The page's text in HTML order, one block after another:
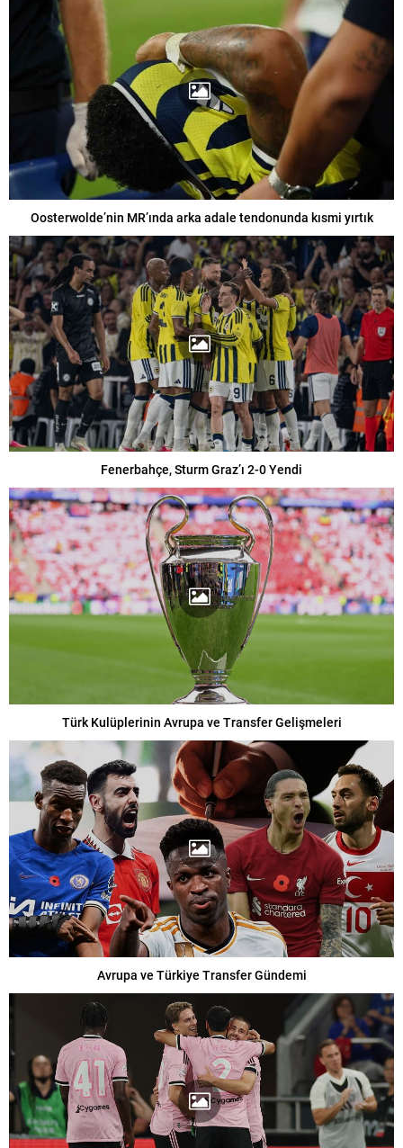
Oosterwolde’nin MR’ında arka adale tendonunda kısmi yırtık
Fenerbahçe, Sturm Graz’ı 2-0 Yendi
Türk Kulüplerinin Avrupa ve Transfer Gelişmeleri
Avrupa ve Türkiye Transfer Gündemi